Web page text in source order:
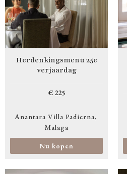
Herdenkingsmenu 25e
verjaardag
€ 225
Anantara Villa Padierna
Malaga
Nu kopen